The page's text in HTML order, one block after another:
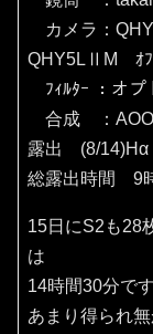
カメラ：
QHY5LⅡM ｵﾌ
ﾌｨﾙﾀｰ ：オ
合成 ：
露出 (8/14)Hα
総露出時間 9
15日にS2も28
は
14時間30分で
あまり得られ